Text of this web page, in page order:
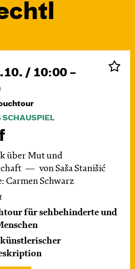
/ 10:00 –
SCHAUSPIEL
über Mut und
von Saša Stanišić
Carmen Schwarz
für sehbehinderte und